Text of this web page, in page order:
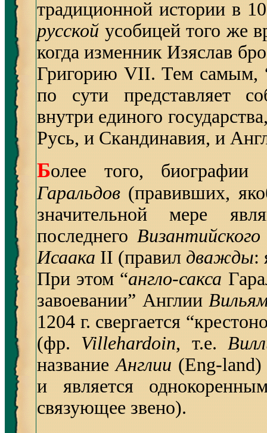
традиционной истории в
русской усобицей того же
когда изменник Изяслав
Григорию VII. Тем самым,
по сути представляет
внутри единого
Русь, и Скандинавия, и
Более того, биографии
Гаральдов (правивших,
значительной мере
последнегоВизантийского
Исаака II (правил дважды:
При этом “англо-сакса
завоевании” Англии
1204 г. свергается
(фр. Villehardoin, т.е.
названиеАнглии (Eng-land)
и является
связующее звено).